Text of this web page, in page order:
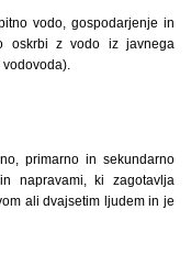
vodo, gospodarjenje in
oskrbi z vodo iz javnega
primarno in sekundarno
napravami, ki zagotavlja
ali dvajsetim ljudem in je